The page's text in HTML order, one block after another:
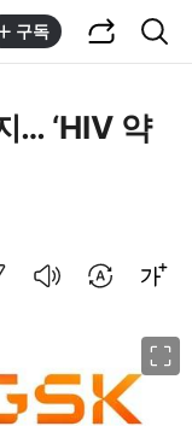
구독
… ‘HIV 약